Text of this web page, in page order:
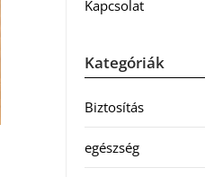
Kapcsolat
Kategóriák
Biztosítás
egészség